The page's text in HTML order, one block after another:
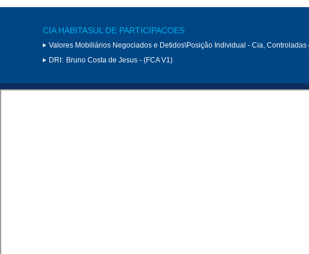
CIA HABITASUL DE PARTICIPACOES
Valores Mobiliários Negociados e Detidos\Posição Individual - Cia,
DRI: Bruno Costa de Jesus - (FCA V1)